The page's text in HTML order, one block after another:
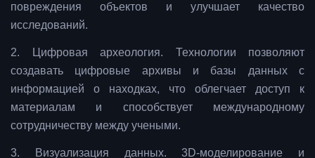
повреждения объектов и улучшает качество
исследований.
2. Цифровая археология. Технологии позволяют
создавать цифровые архивы и базы данных с
информацией о находках, что облегчает доступ к
материалам и способствует международному
сотрудничеству между учеными.
3. Визуализация данных. 3D-моделирование и